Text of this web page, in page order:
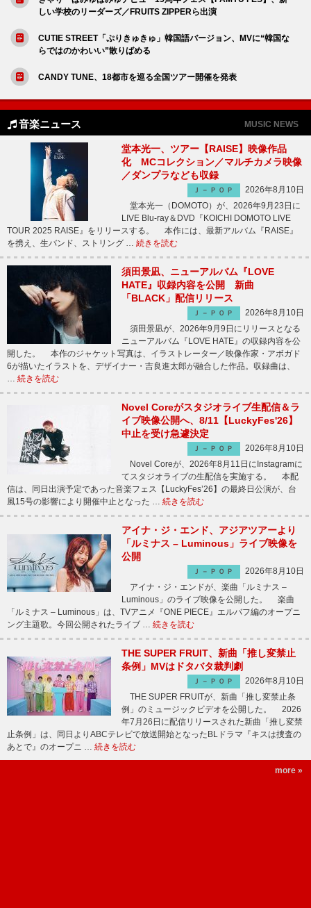
しい学校のリーダーズ／FRUITS ZIPPERら出演
CUTIE STREET「ぷりきゅきゅ」韓国語バージョン、MVに“韓国な
らではのかわいい”散りばめる
CANDY TUNE、18都市を巡る全国ツアー開催を発表
音楽ニュース MUSIC NEWS
堂本光一、ツアー【RAISE】映像作品
化 MCコレクション／マルチカメラ映像
／ダンプラなども収録
Ｊ－ＰＯＰ
2026年8月10日
堂本光一（DOMOTO）が、2026年9月23日に
LIVE Blu-ray＆DVD『KOICHI DOMOTO LIVE
TOUR 2025 RAISE』をリリースする。 本作には、最新アルバム『RAISE』
を携え、生バンド、ストリング … 続きを読む
須田景凪、ニューアルバム『LOVE
HATE』収録内容を公開 新曲
「BLACK」配信リリース
Ｊ－ＰＯＰ
2026年8月10日
須田景凪が、2026年9月9日にリリースとなる
ニューアルバム『LOVE HATE』の収録内容を公
開した。 本作のジャケット写真は、イラストレーター／映像作家・アボガド
6が描いたイラストを、デザイナー・吉良進太郎が融合した作品。収録曲は、
… 続きを読む
Novel Coreがスタジオライブ生配信＆ラ
イブ映像公開へ、8/11【LuckyFes'26】
中止を受け急遽決定
Ｊ－ＰＯＰ
2026年8月10日
Novel Coreが、2026年8月11日にInstagramに
てスタジオライブの生配信を実施する。 本配
信は、同日出演予定であった音楽フェス【LuckyFes’26】の最終日公演が、台
風15号の影響により開催中止となった … 続きを読む
アイナ・ジ・エンド、アジアツアーより
「ルミナス – Luminous」ライブ映像を
公開
Ｊ－ＰＯＰ
2026年8月10日
アイナ・ジ・エンドが、楽曲「ルミナス –
Luminous」のライブ映像を公開した。 楽曲
「ルミナス – Luminous」は、TVアニメ『ONE PIECE』エルバフ編のオープニ
ング主題歌。今回公開されたライブ … 続きを読む
THE SUPER FRUIT、新曲「推し変禁止
条例」MVはドタバタ裁判劇
Ｊ－ＰＯＰ
2026年8月10日
THE SUPER FRUITが、新曲「推し変禁止条
例」のミュージックビデオを公開した。 2026
年7月26日に配信リリースされた新曲「推し変禁
止条例」は、同日よりABCテレビで放送開始となったBLドラマ『キスは捜査の
あとで』のオープニ … 続きを読む
more »